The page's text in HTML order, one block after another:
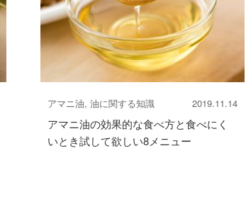
アマニ油, 油に関する知識 2019.11.14
アマニ油の効果的な食べ方と食べにく
いとき試して欲しい8メニュー